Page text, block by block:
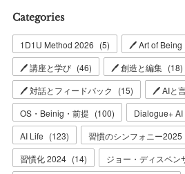
Categories
1D1U Method 2026 (5) 🖊 Art of Being
🖊 講座と学び (46) 🖊 創造と編集 (18)
🖊 対話とフィードバック
(15) 🖊 AIと
OS・Beinig・前提 (100) Dialogue+ AI
AI Life (123) 習慣のシンフォニー2025
習慣化 2024 (14) ジョー・ディスペン